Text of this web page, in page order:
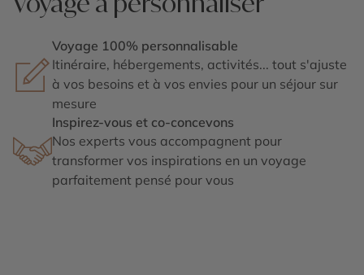
Voyage 100% personnalisable
Itinéraire, hébergements, activités... tout s'ajuste
à vos besoins et à vos envies pour un séjour sur
mesure
Inspirez-vous et co-concevons
Nos experts vous accompagnent pour
transformer vos inspirations en un voyage
parfaitement pensé pour vous